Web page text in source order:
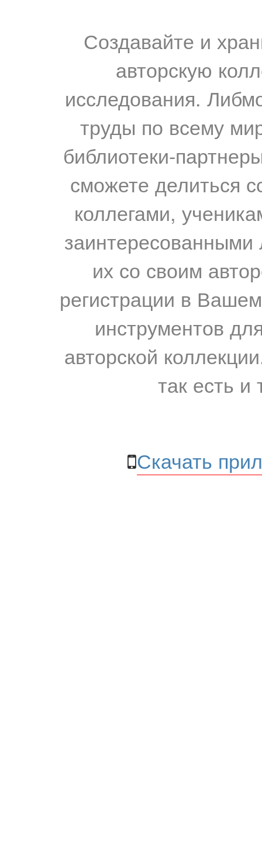
Создавайте и
авторскую
исследования.
труды по всему
библиотеки-
сможете делиться
коллегами,
их со своим
регистрации в
инструментов
авторской
так есть и
Скачать